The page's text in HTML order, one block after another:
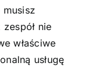
musisz
nie
właściwe
usługę